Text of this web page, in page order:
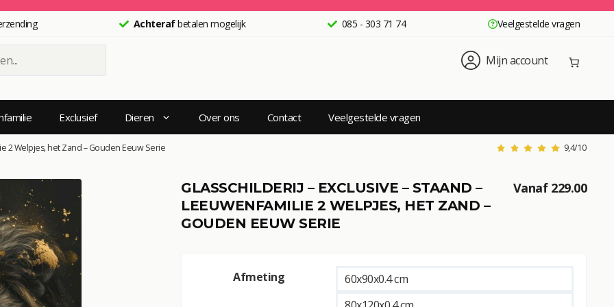
Achterafbetalen mogelijk 085 - 303 71 74 Veelgestelde vragen
Mijn account
Exclusief Dieren Over ons Contact Veelgestelde vragen
2 Welpjes, het Zand – Gouden Eeuw Serie 9,4/10
GLASSCHILDERIJ – EXCLUSIVE – STAAND –
LEEUWENFAMILIE 2 WELPJES, HET ZAND –
GOUDEN EEUW SERIE
Vanaf 229.00
Afmeting
60x90x0.4 cm